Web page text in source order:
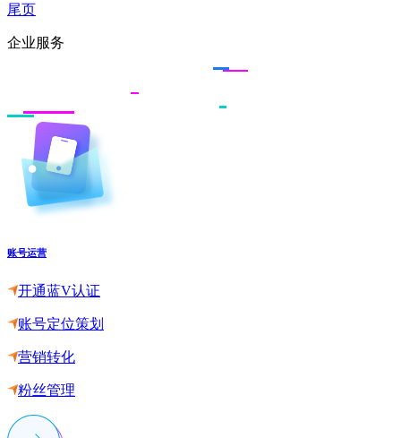
尾页
企业服务
账号运营
开通蓝V认证
账号定位策划
营销转化
粉丝管理